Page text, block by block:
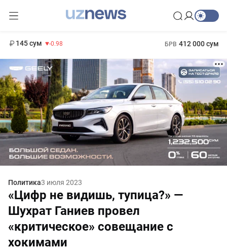
145 сум -0.98 БРВ 412 000 сум
Политика3 июля 2023
«Цифр не видишь, тупица?» —
Шухрат Ганиев провел
«критическое» совещание с
хокимами